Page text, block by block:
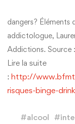
dangers? Éléments
addictologue,
Addictions. Source
Lire la suite
: http://
risques-binge-
#alcool #